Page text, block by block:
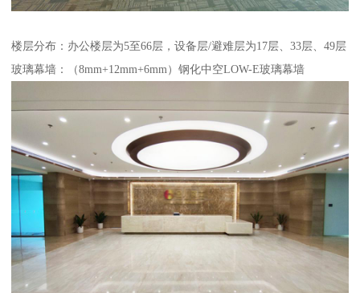
楼层分布：办公楼层为5至66层，设备层/避难层为17层、33层、49层
玻璃幕墙：（8mm+12mm+6mm）钢化中空LOW-E玻璃幕墙